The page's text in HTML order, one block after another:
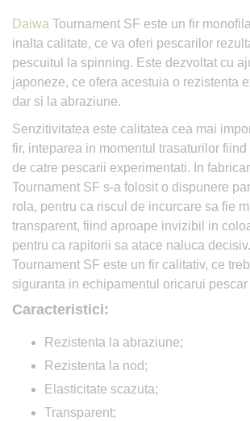
Daiwa Tournament SF este un fir
inalta calitate, ce va oferi pescarilor
pescuitul la spinning. Este dezvoltat cu
japoneze, ce ofera acestuia o rezistenta
dar si la abraziune.
Senzitivitatea este calitatea cea mai
fir, inteparea in momentul trasaturilor
de catre pescarii experimentati. In
Tournament SF s-a folosit o dispunere
rola, pentru ca riscul de incurcare sa fie
transparent, fiind aproape invizibil in
pentru ca rapitorii sa atace naluca
Tournament SF este un fir calitativ, ce
siguranta in echipamentul oricarui
Caracteristici:
Rezistenta la abraziune;
Rezistenta la nod;
Elasticitate scazuta;
Transparent;